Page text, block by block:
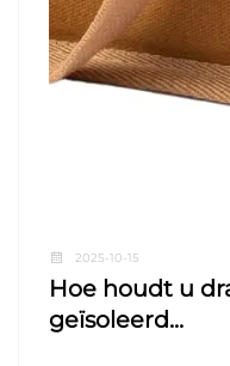
2025-10-15
Hoe houdt u
geïsoleerd...